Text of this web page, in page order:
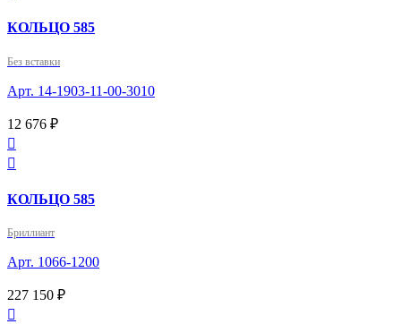
КОЛЬЦО 585
Без вставки
Арт. 14-1903-11-00-3010
12 676 ₽


КОЛЬЦО 585
Бриллиант
Арт. 1066-1200
227 150 ₽
